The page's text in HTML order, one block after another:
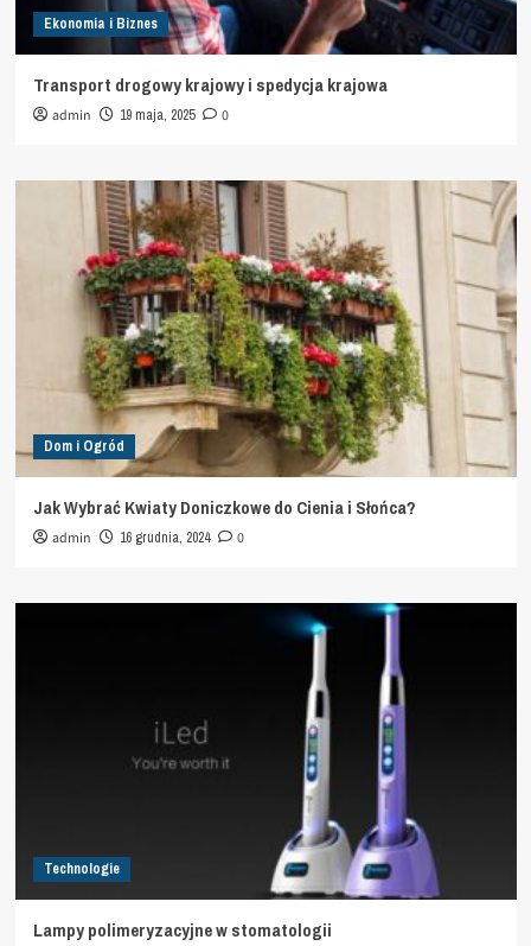
Ekonomia i Biznes
Transport drogowy krajowy i spedycja krajowa
admin 19 maja, 2025 0
Dom i Ogród
Jak Wybrać Kwiaty Doniczkowe do Cienia i Słońca?
admin 16 grudnia, 2024 0
Technologie
Lampy polimeryzacyjne w stomatologii